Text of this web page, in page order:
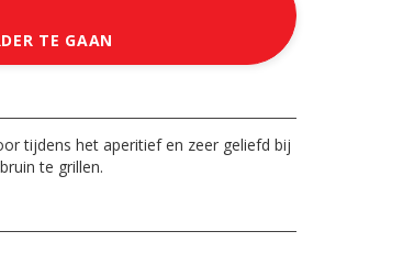
TE GAAN
tijdens het aperitief en zeer geliefd bij
te grillen.